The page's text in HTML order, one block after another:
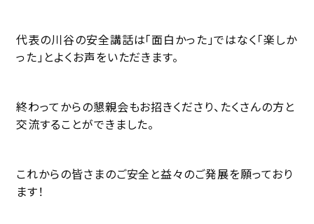
代表の川谷の安全講話は「面白かった」ではなく「楽しか
った」とよくお声をいただきます。
終わってからの懇親会もお招きくださり、たくさんの方と
交流することができました。
これからの皆さまのご安全と益々のご発展を願っており
ます！